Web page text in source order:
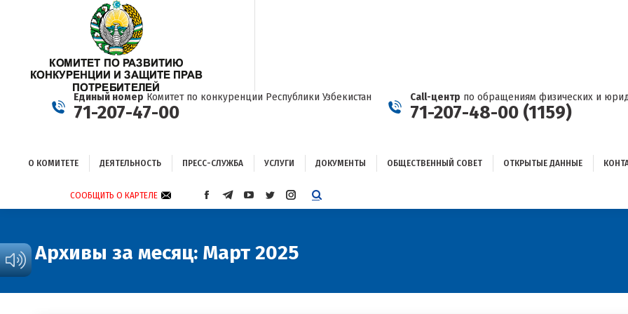
Единый номер Комитет по конкуренции Республики Узбекистан
71-207-47-00
Call-центр по обращениям физических и
71-207-48-00 (1159)
О КОМИТЕТЕ ДЕЯТЕЛЬНОСТЬ ПРЕСС-СЛУЖБА УСЛУГИ ДОКУМЕНТЫ ОБЩЕСТВЕННЫЙ СОВЕТ ОТКРЫТЫЕ ДАННЫЕ
СООБЩИТЬ О КАРТЕЛЕ
СТРАНИЦА
НОВОМ
СТРАНИЦА
НОВОМ
СТРАНИЦА
НОВОМ
СТРАНИЦА
НОВОМ
СТРАНИЦА
НОВОМ
Архивы за месяц: Март 2025
О КОМИТЕТЕ ДЕЯТЕЛЬНОСТЬ